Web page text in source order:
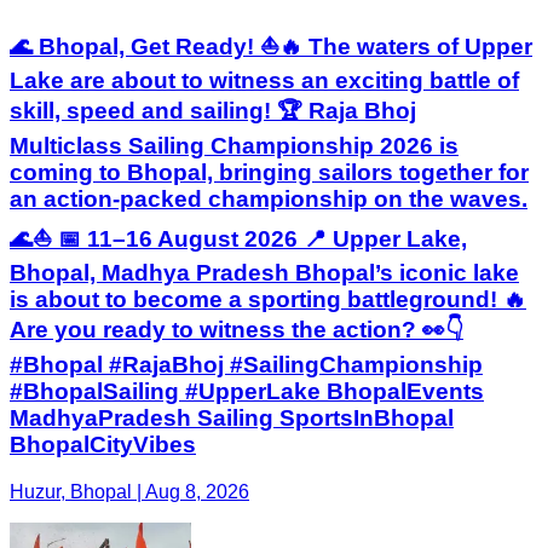
🌊 Bhopal, Get Ready! ⛵🔥 The waters of Upper
Lake are about to witness an exciting battle of
skill, speed and sailing! 🏆 Raja Bhoj
Multiclass Sailing Championship 2026 is
coming to Bhopal, bringing sailors together for
an action-packed championship on the waves.
🌊⛵ 📅 11–16 August 2026 📍 Upper Lake,
Bhopal, Madhya Pradesh Bhopal’s iconic lake
is about to become a sporting battleground! 🔥
Are you ready to witness the action? 👀👇
#Bhopal #RajaBhoj #SailingChampionship
#BhopalSailing #UpperLake BhopalEvents
MadhyaPradesh Sailing SportsInBhopal
BhopalCityVibes
Huzur, Bhopal | Aug 8, 2026